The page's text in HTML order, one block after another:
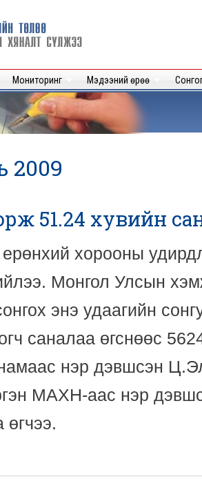
Мониторинг Мэдээний өрөө
2009
51.24 хувийн
хорооны
Монгол Улсын
энэ удаагийн
саналаа өгснөөс
нэр дэвшсэн
МАХН-аас нэр
өгчээ.